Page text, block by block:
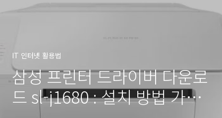
IT 인터넷 활용법
삼성 프린터 드라이버 다운로
드 sl-j1680 : 설치 방법 가이